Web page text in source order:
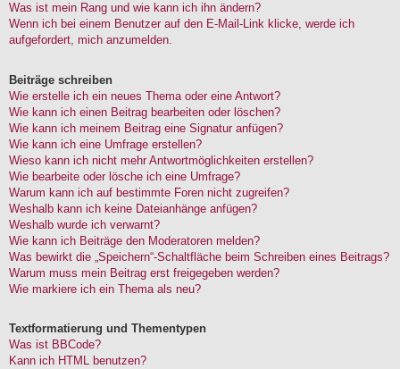
Was ist mein Rang und wie kann ich ihn ändern?
Wenn ich bei einem Benutzer auf den E-Mail-Link klicke, werde ich
aufgefordert, mich anzumelden.
Beiträge schreiben
Wie erstelle ich ein neues Thema oder eine Antwort?
Wie kann ich einen Beitrag bearbeiten oder löschen?
Wie kann ich meinem Beitrag eine Signatur anfügen?
Wie kann ich eine Umfrage erstellen?
Wieso kann ich nicht mehr Antwortmöglichkeiten erstellen?
Wie bearbeite oder lösche ich eine Umfrage?
Warum kann ich auf bestimmte Foren nicht zugreifen?
Weshalb kann ich keine Dateianhänge anfügen?
Weshalb wurde ich verwarnt?
Wie kann ich Beiträge den Moderatoren melden?
Was bewirkt die „Speichern“-Schaltfläche beim Schreiben eines Beitrags?
Warum muss mein Beitrag erst freigegeben werden?
Wie markiere ich ein Thema als neu?
Textformatierung und Thementypen
Was ist BBCode?
Kann ich HTML benutzen?